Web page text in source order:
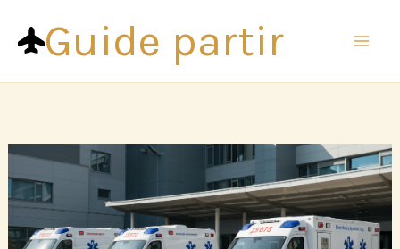
contenuGuide partir